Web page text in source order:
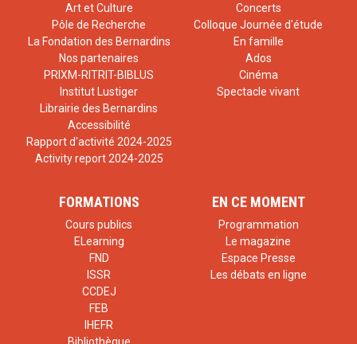
Art et Culture
Pôle de Recherche
La Fondation des Bernardins
Nos partenaires
PRIXM-RITRIT-BIBLUS
Institut Lustiger
Librairie des Bernardins
Accessibilité
Rapport d'activité 2024-2025
Activity report 2024-2025
Concerts
Colloque Journée d'étude
En famille
Ados
Cinéma
Spectacle vivant
FORMATIONS
Cours publics
ELearning
FND
ISSR
CCDEJ
FEB
IHEFR
EN CE MOMENT
Programmation
Le magazine
Espace Presse
Les débats en ligne